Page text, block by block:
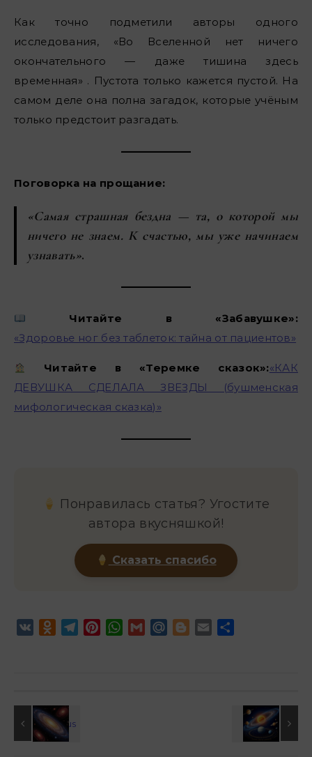
Как точно подметили авторы одного
исследования, «Во Вселенной нет ничего
окончательного — даже тишина здесь
временная» . Пустота только кажется пустой. На
самом деле она полна загадок, которые учёным
только предстоит разгадать.
Поговорка на прощание:
«Самая страшная бездна — та, о которой мы
ничего не знаем. К счастью, мы уже начинаем
узнавать».
Читайте в «Забавушке»:
«Здоровье ног без таблеток: тайна от пациентов»
Читайте в «Теремке сказок»:«КАК
ДЕВУШКА СДЕЛАЛА ЗВЕЗДЫ (бушменская
мифологическая сказка)»
Понравилась статья? Угостите
автора вкусняшкой!
Сказать спасибо
VK Odnoklassniki
Telegram
PinterestWhatsApp
GmailMail.RuBlogger
Email